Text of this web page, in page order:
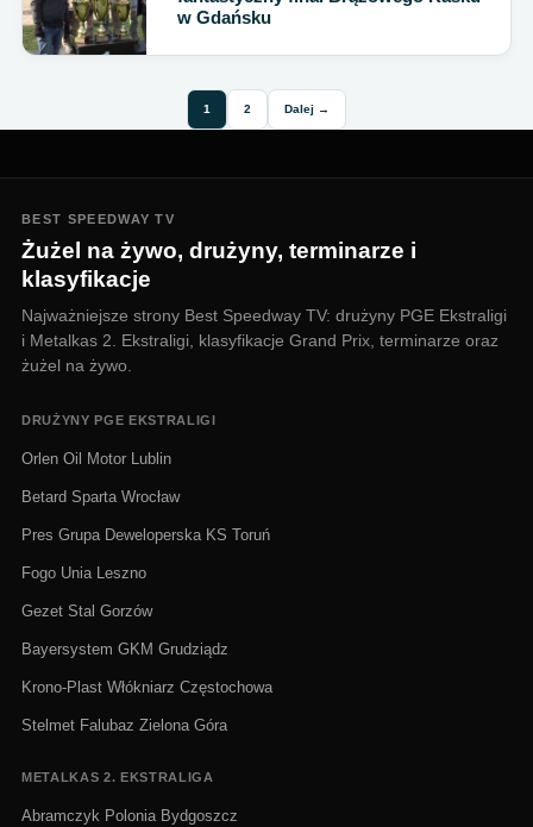
w Gdańsku
1 2 Dalej →
BEST SPEEDWAY TV
Żużel na żywo, drużyny, terminarze i
klasyfikacje
Najważniejsze strony Best Speedway TV: drużyny PGE Ekstraligi
i Metalkas 2. Ekstraligi, klasyfikacje Grand Prix, terminarze oraz
żużel na żywo.
DRUŻYNY PGE EKSTRALIGI
Orlen Oil Motor Lublin
Betard Sparta Wrocław
Pres Grupa Deweloperska KS Toruń
Fogo Unia Leszno
Gezet Stal Gorzów
Bayersystem GKM Grudziądz
Krono-Plast Włókniarz Częstochowa
Stelmet Falubaz Zielona Góra
METALKAS 2. EKSTRALIGA
Abramczyk Polonia Bydgoszcz